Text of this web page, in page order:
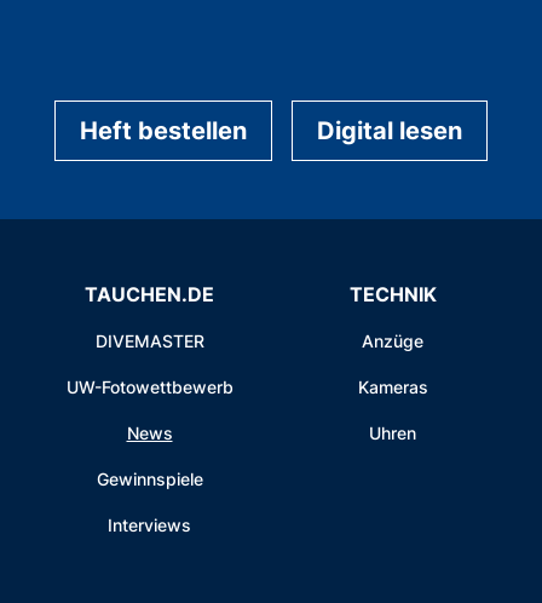
Heft bestellen Digital lesen
TAUCHEN.DE
DIVEMASTER
UW-Fotowettbewerb
News
Gewinnspiele
Interviews
TECHNIK
Anzüge
Kameras
Uhren